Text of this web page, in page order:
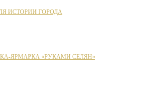
ИСТОРИИ ГОРОДА
ЯРМАРКА «РУКАМИ СЕЛЯН»